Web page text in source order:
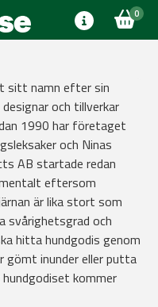
0
sitt namn efter sin
och tillverkar
1990 har företaget
och Ninas
AB startade redan
eftersom
är lika stort som
svårighetsgrad och
hitta hundgodis genom
inunder eller putta
kommer